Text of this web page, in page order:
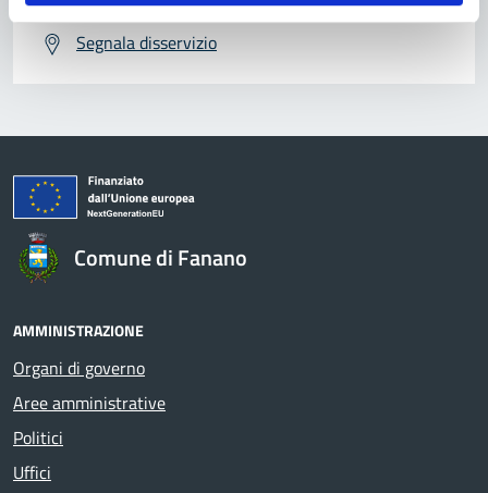
Segnala disservizio
Comune di Fanano
AMMINISTRAZIONE
Organi di governo
Aree amministrative
Politici
Uffici